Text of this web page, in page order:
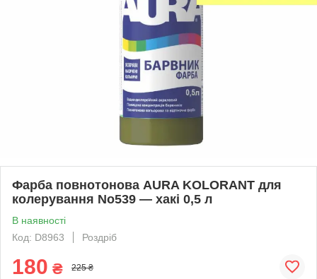
Фарба повнотонова AURA KOLORANT для
колерування No539 — хакі 0,5 л
В наявності
Код: D8963
Роздріб
180 ₴ 225 ₴